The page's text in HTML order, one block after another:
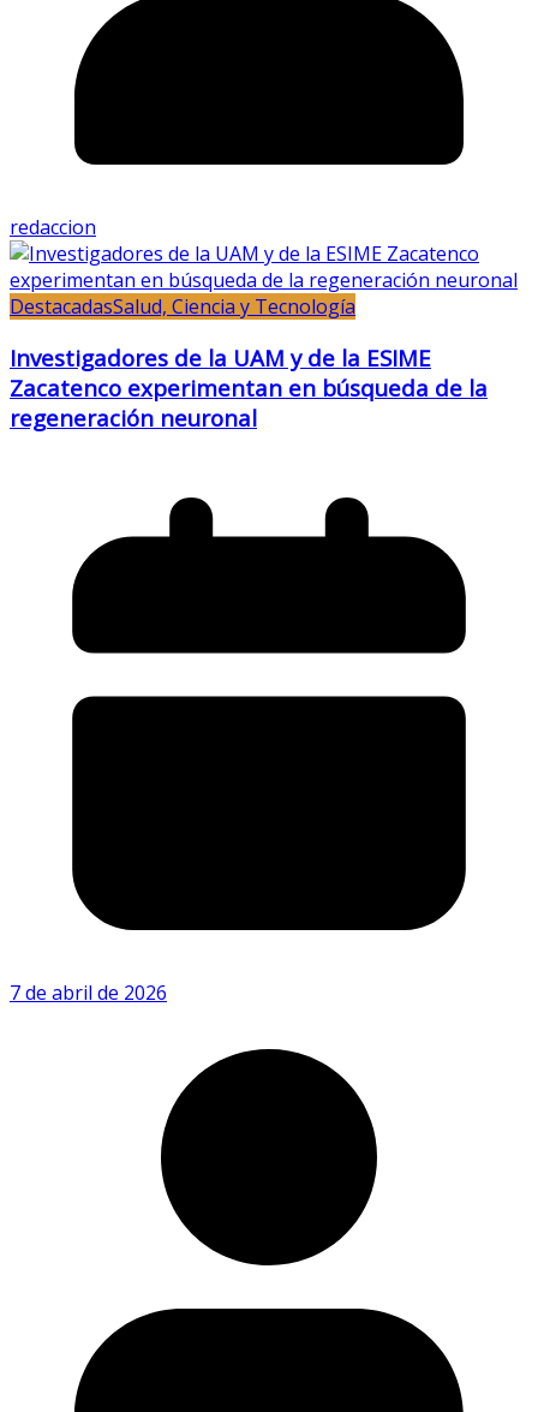
redaccion
DestacadasSalud, Ciencia y Tecnología
Investigadores de la UAM y de la ESIME
Zacatenco experimentan en búsqueda de la
regeneración neuronal
7 de abril de 2026